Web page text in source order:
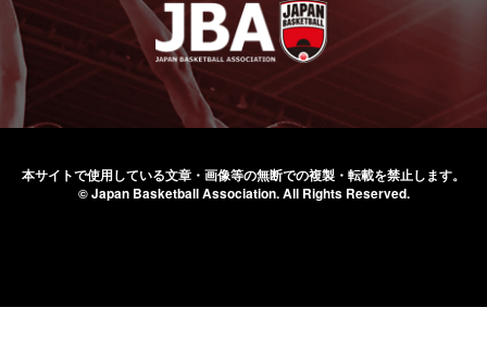
本サイトで使用している文章・画像等の無断での複製・転載を禁止します。
© Japan Basketball Association.All Rights Reserved.